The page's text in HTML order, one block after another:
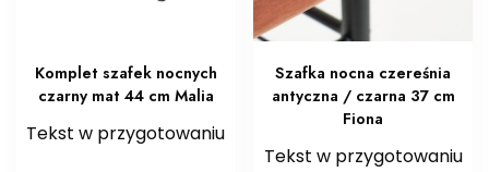
Komplet szafek nocnych
czarny mat 44 cm Malia
Tekst w przygotowaniu
Szafka nocna czereśnia
antyczna / czarna 37 cm
Fiona
Tekst w przygotowaniu